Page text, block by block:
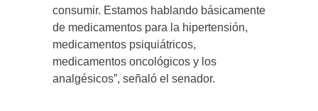
consumir. Estamos hablando básicamente
de medicamentos para la hipertensión,
medicamentos psiquiátricos,
medicamentos oncológicos y los
analgésicos”, señaló el senador.